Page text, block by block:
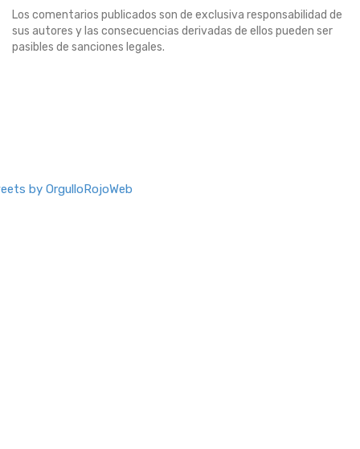
Los comentarios publicados son de exclusiva responsabilidad de
sus autores y las consecuencias derivadas de ellos pueden ser
pasibles de sanciones legales.
by OrgulloRojoWeb